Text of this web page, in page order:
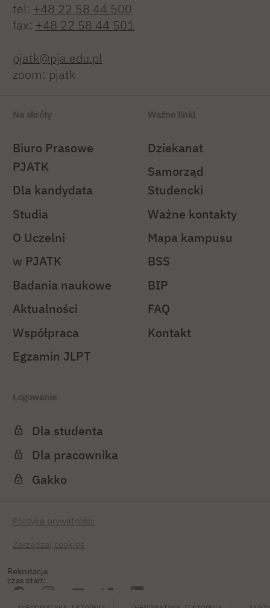
Rekrutacja
czas start:
tel: +48 22 58 44 500
fax: +48 22 58 44 501
pjatk@pja.edu.pl
zoom: pjatk
Na skróty
Biuro Prasowe
PJATK
Dla kandydata
Studia
O Uczelni
w PJATK
Badania naukowe
Aktualności
Współpraca
Egzamin JLPT
Ważne linki
Dziekanat
Samorząd
Studencki
Ważne kontakty
Mapa kampusu
BSS
BIP
FAQ
Kontakt
Logowanie
Dla studenta
Dla pracownika
Gakko
Polityka prywatności
Zarządzaj cookies